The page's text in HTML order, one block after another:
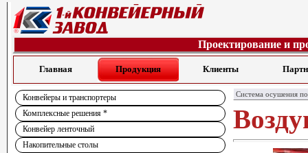
Проектирование и
Главная Продукция Клиенты
Конвейеры и транспортеры
Комплексные решения *
Конвейер ленточный
Накопительные столы
Система осушения